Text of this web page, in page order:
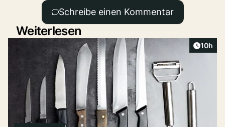
Schreibe einen Kommentar
Weiterlesen
Artikel
10h